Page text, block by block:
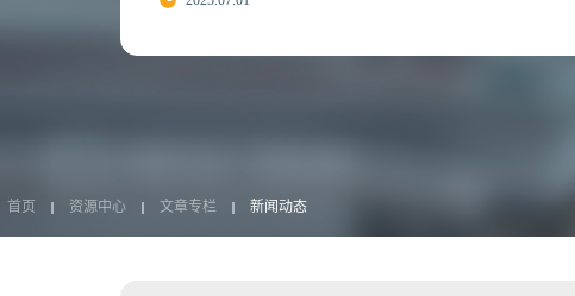
首页 资源中心 文章专栏 新闻动态